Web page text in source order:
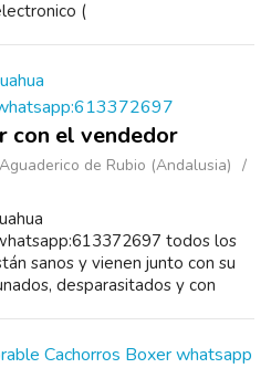
(
con el vendedor
Aguaderico de Rubio (Andalusia)
todos los
sanos y vienen junto con su
desparasitados y con
Cachorros Boxer whatsapp